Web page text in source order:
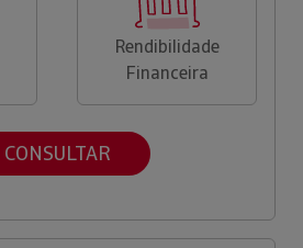
Rendibilidade
Financeira
CONSULTAR